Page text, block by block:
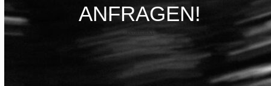
ANFRAGEN!
Kontakt